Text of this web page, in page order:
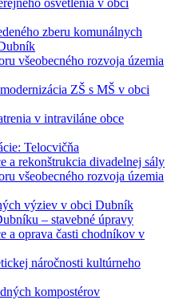
osvetlenia v obci
zberu komunálnych
všeobecného rozvoja územia
ZŠ s MŠ v obci
v intraviláne obce
Telocvičňa
a rekonštrukcia divadelnej sály
všeobecného rozvoja územia
výziev v obci Dubník
– stavebné úpravy
a oprava časti chodníkov v
náročnosti kultúrneho
kompostérov